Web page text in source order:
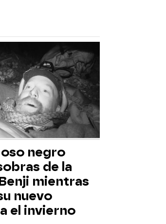
negro
de la
mientras
nuevo
el invierno